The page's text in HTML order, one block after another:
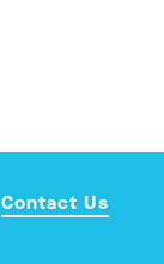
Contact Us